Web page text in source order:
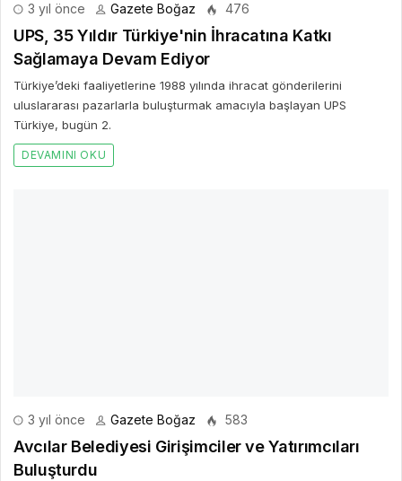
3 yıl önce Gazete Boğaz 476
UPS, 35 Yıldır Türkiye'nin İhracatına Katkı
Sağlamaya Devam Ediyor
Türkiye’deki faaliyetlerine 1988 yılında ihracat gönderilerini
uluslararası pazarlarla buluşturmak amacıyla başlayan UPS
Türkiye, bugün 2.
DEVAMINI OKU
3 yıl önce Gazete Boğaz 424
Atık İstatistikleri, 2022